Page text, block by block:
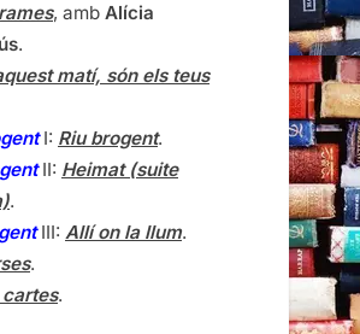
, amb Alícia
.
matí, són els teus
I: Riu brogent.
II: Heimat (suite
.
III: Allí on la llum.
.
cartes.